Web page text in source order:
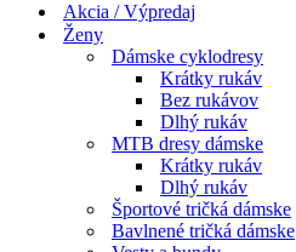
Akcia / Výpredaj
Ženy
Dámske cyklodresy
Krátky rukáv
Bez rukávov
Dlhý rukáv
MTB dresy dámske
Krátky rukáv
Dlhý rukáv
Športové tričká dámske
Bavlnené tričká dámske